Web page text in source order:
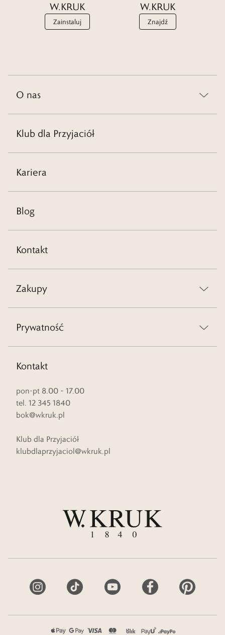
W.KRUK
Zainstaluj
W.KRUK
Znajdź
O nas
Klub dla Przyjaciół
Kariera
Blog
Kontakt
Zakupy
Prywatność
Kontakt
pon-pt 8.00 – 17.00
tel. 12 345 1840
bok@wkruk.pl
Klub dla Przyjaciół
klubdlaprzyjaciol@wkruk.pl